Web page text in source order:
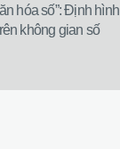
hóa số”: Định hình
không gian số